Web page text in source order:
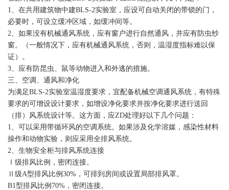
1、在共用建筑物中建BLS-2实验室，应设可自动关闭的带锁的门，
必要时，可设立缓冲区域，如缓冲间等。
2、如果没有机械通风系统，应有窗户进行自然通风，并应有防虫纱
窗。（一般情况下，应有机械通风系统，否则，温湿度指标难以保
证）。
3、应有防昆虫、鼠等动物进入和外逃的措施。
三、空调、通风和净化
为满足BLS-2实验室温湿度要求，宜配备机械空调通风系统，有特殊
要求的可增设设计要求，如增设净化要求并按净化要求进行送回
（排）风系统设计等。这方面，应ZD处理好以下几个问题：
1、可以采用带循环风的空调系统。如果涉及化学溶媒，感染性材料
操作和动物实验，则应采用全排风系统。
2、生物安全柜与排风系统连接
Ⅰ级排风比例，密闭连接。
Ⅱ级A型排风比例30%，可排到房间或设置局部排风罩。
B1型排风比例70%，密闭连接。